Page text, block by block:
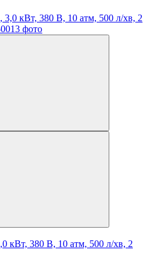
кВт, 380 В, 10 атм, 500 л/хв, 2